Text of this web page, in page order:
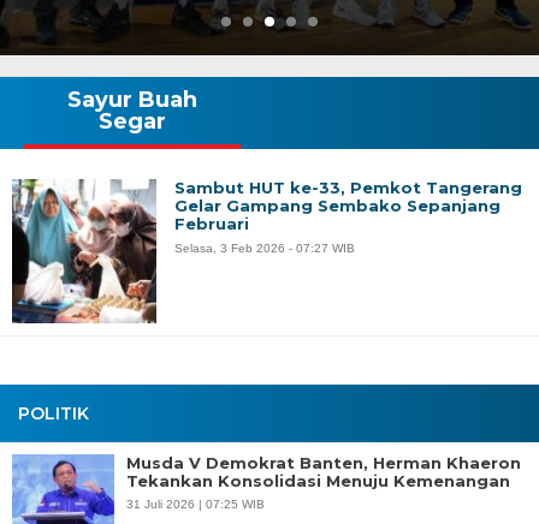
POLITIK
Musda V Demokrat Banten, Herman Khaeron
Tekankan Konsolidasi Menuju Kemenangan
31 Juli 2026 | 07:25 WIB
Sayur Buah
Segar
Sambut HUT ke-33, Pemkot Tangerang
Gelar Gampang Sembako Sepanjang
Februari
Selasa, 3 Feb 2026 - 07:27 WIB